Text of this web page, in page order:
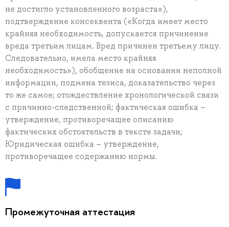
не достигло установленного возраста»),
подтверждение консеквента («Когда имеет место
крайняя необходимость, допускается причинение
вреда третьим лицам. Вред причинен третьему лицу.
Следовательно, имела место крайняя
необходимость»), обобщение на основании неполной
информации, подмена тезиса, доказательство через
то же самое; отождествление хронологической связи
с причинно-следственной; фактическая ошибка –
утверждение, противоречащее описанию
фактических обстоятельств в тексте задачи;
Юридическая ошибка – утверждение,
противоречащее содержанию нормы.
Промежуточная аттестация